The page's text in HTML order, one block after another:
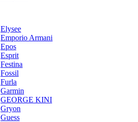
Elysee
Emporio Armani
Epos
Esprit
Festina
Fossil
Furla
Garmin
GEORGE KINI
Gryon
Guess